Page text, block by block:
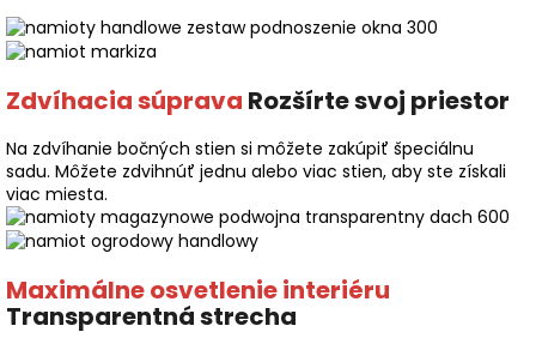
Zdvíhacia súprava Rozšírte svoj priestor
Na zdvíhanie bočných stien si môžete zakúpiť špeciálnu
sadu. Môžete zdvihnúť jednu alebo viac stien, aby ste získali
viac miesta.
Maximálne osvetlenie interiéru
Transparentná strecha